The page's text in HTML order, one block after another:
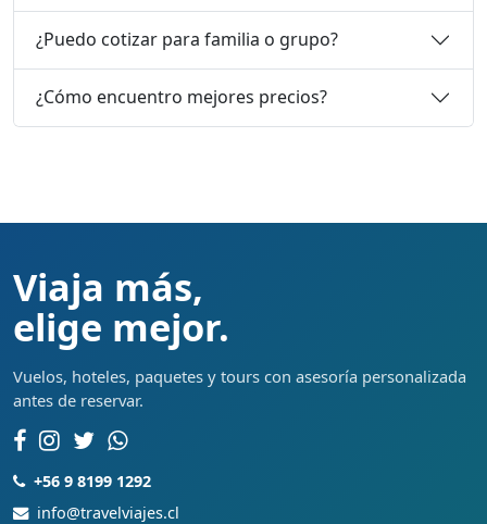
¿Puedo cotizar para familia o grupo?
¿Cómo encuentro mejores precios?
Viaja más,
elige mejor.
Vuelos, hoteles, paquetes y tours con asesoría personalizada
antes de reservar.
+56 9 8199 1292
info@travelviajes.cl